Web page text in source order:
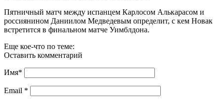
Пятничный матч между испанцем Карлосом Алькарасом и
россиянином Даниилом Медведевым определит, с кем Новак
встретится в финальном матче Уимблдона.
Еще кое-что по теме:
Оставить комментарий
Имя*
Email *